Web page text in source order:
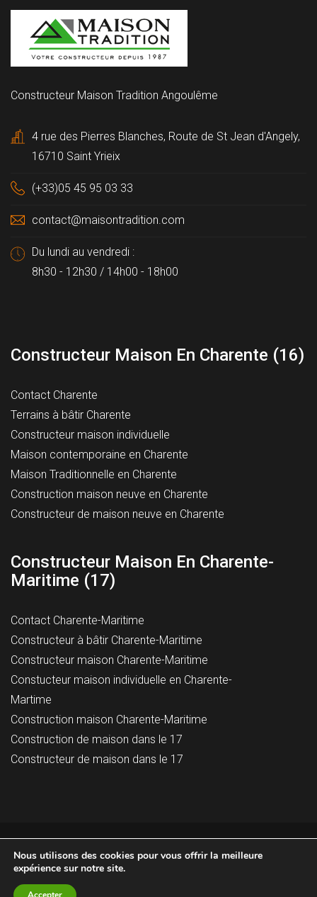
Constructeur Maison Tradition Angoulême
4 rue des Pierres Blanches, Route de St Jean d'Angely,
16710 Saint Yrieix
(+33)05 45 95 03 33
contact@maisontradition.com
Du lundi au vendredi :
8h30 - 12h30 / 14h00 - 18h00
Constructeur Maison En Charente (16)
Contact Charente
Terrains à bâtir Charente
Constructeur maison individuelle
Maison contemporaine en Charente
Maison Traditionnelle en Charente
Construction maison neuve en Charente
Constructeur de maison neuve en Charente
Constructeur Maison En Charente-
Maritime (17)
Contact Charente-Maritime
Constructeur à bâtir Charente-Maritime
Constructeur maison Charente-Maritime
Constucteur maison individuelle en Charente-
Martime
Construction maison Charente-Maritime
Construction de maison dans le 17
Constructeur de maison dans le 17
Nous utilisons des cookies pour vous offrir la meilleure
expérience sur notre site.